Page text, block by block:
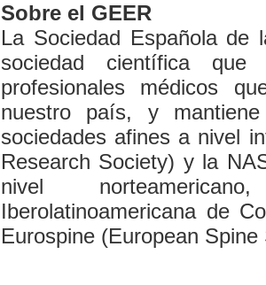
Sobre el GEER
La Sociedad Española de
sociedad científica
profesionales médicos
nuestro país, y
sociedades afines a nivel
Research Society) y la
nivel
Iberolatinoamericana de
Eurospine (European